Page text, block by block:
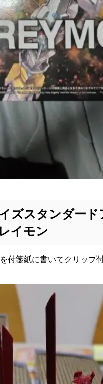
ズスタンダー
イモン
付箋紙に書いてクリップ